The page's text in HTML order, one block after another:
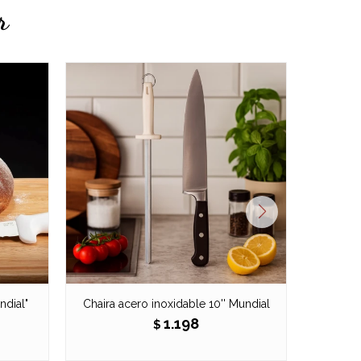
Chaira acero inoxidable 10'' Mundial
$ 1.198